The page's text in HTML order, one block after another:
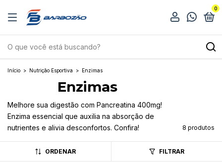
0
Início > Nutrição Esportiva > Enzimas
Enzimas
Melhore sua digestão com Pancreatina 400mg!
Enzima essencial que auxilia na absorção de
nutrientes e alivia desconfortos. Confira!
8 produtos
ORDENAR FILTRAR